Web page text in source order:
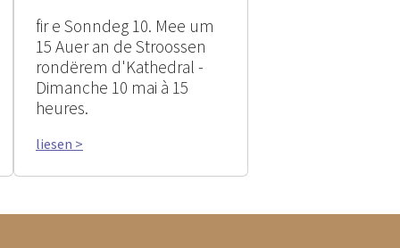
fir e Sonndeg 10. Mee um
15 Auer an de Stroossen
rondërem d'Kathedral -
Dimanche 10 mai à 15
heures.
liesen >